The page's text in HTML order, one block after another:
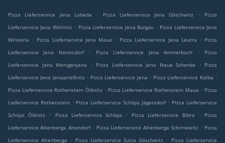
Pizza Lieferservice Jena Lobeda . Pizza Lieferservice Jena Göschwitz .
Pizza
Lieferservice Jena Wöllnitz . Pizza Lieferservice Jena Burgau . Pizza Lieferservice Jena
Winzerla
. Pizza Lieferservice Jena Maua . Pizza Lieferservice Jena Leutra . Pizza
Lieferservice Jena Nennsdorf
. Pizza Lieferservice Jena Ammerbach .
Pizza
Lieferservice Jena Wenigenjena
. Pizza Lieferservice Jena Neue Schenke . Pizza
Lieferservice Jena Jenaprießnitz . Pizza Lieferservice Jena . Pizza Lieferservice Kolba .
Pizza Lieferservice Rothenstein Ölknitz . Pizza Lieferservice Rothenstein Maua . Pizza
Lieferservice Rothenstein . Pizza Lieferservice Schöps Jägersdorf . Pizza Lieferservice
Schöps Ölknitz
. Pizza Lieferservice Schöps . Pizza Lieferservice Bibra .
Pizza
Lieferservice Altenberga Altendorf . Pizza Lieferservice Altenberga Schirnewitz . Pizza
Lieferservice Altenberga
. Pizza Lieferservice Sulza Göschwitz . Pizza Lieferservice